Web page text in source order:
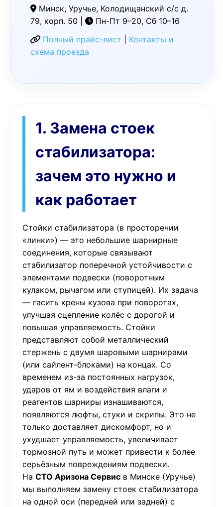
Минск, Уручье, Колодищанский с/с д.
79, корп. 50 |
Пн-Пт 9–20, Сб 10–16
Полный прайс-лист
Контакты и
схема проезда
1. Замена стоек
стабилизатора:
зачем это нужно и
как работает
Стойки стабилизатора (в просторечии
«линки») — это небольшие шарнирные
соединения, которые связывают
стабилизатор поперечной устойчивости с
элементами подвески (поворотным
кулаком, рычагом или ступицей). Их задача
— гасить крены кузова при поворотах,
улучшая сцепление колёс с дорогой и
повышая управляемость. Стойки
представляют собой металлический
стержень с двумя шаровыми шарнирами
(или сайлент-блоками) на концах. Со
временем из-за постоянных нагрузок,
ударов от ям и воздействия влаги и
реагентов шарниры изнашиваются,
появляются люфты, стуки и скрипы. Это не
только доставляет дискомфорт, но и
ухудшает управляемость, увеличивает
тормозной путь и может привести к более
серьёзным повреждениям подвески.
На СТО Аризона Сервис в Минске (Уручье)
мы выполняем замену стоек стабилизатора
на одной оси (передней или задней) с